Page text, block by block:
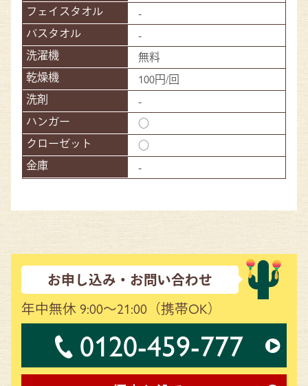
-
-
無料
100円/回
-
○
○
-
お申し込み・お問い合わせ
年中無休 9:00～21:00 （携帯OK）
0120-459-777